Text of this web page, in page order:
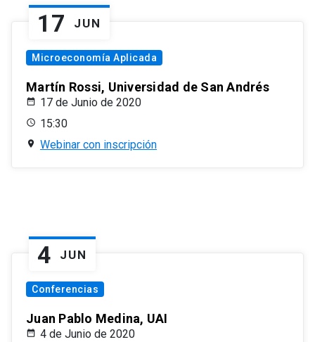
17 JUN
Microeconomía Aplicada
Martín Rossi, Universidad de San Andrés
17 de Junio de 2020
15:30
Webinar con inscripción
4 JUN
Conferencias
Juan Pablo Medina, UAI
4 de Junio de 2020